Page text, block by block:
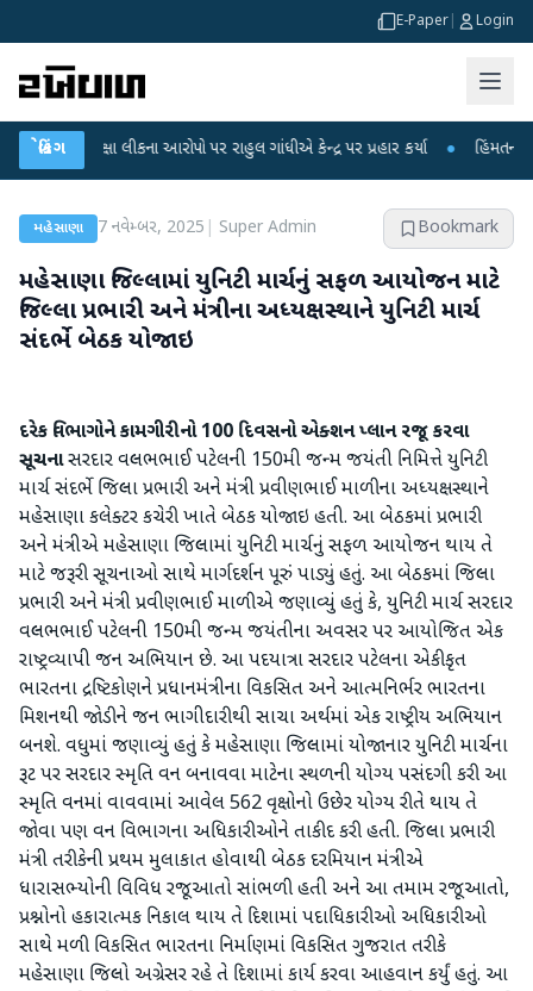
E-Paper Login
બ્રેકિંગ
પરીક્ષા લીકના આરોપો પર રાહુલ ગાંધીએ કેન્દ્ર પર પ્રહાર કર્યા ● હિંમતનગરમાં
મહેસાણા 7 નવેમ્બર, 2025 Super Admin Bookmark
મહેસાણા જિલ્લામાં યુનિટી માર્ચનું સફળ આયોજન માટે
જિલ્લા પ્રભારી અને મંત્રીના અધ્યક્ષસ્થાને યુનિટી માર્ચ
સંદર્ભે બેઠક યોજાઇ
દરેક વિભાગોને કામગીરીનો 100 દિવસનો એક્શન પ્લાન રજૂ કરવા
સૂચનાસરદાર વલ્લભભાઈ પટેલની 150મી જન્મ જયંતી નિમિત્તે યુનિટી
માર્ચ સંદર્ભે જિલ્લા પ્રભારી અને મંત્રી પ્રવીણભાઈ માળીના અધ્યક્ષસ્થાને
મહેસાણા કલેક્ટર કચેરી ખાતે બેઠક યોજાઇ હતી. આ બેઠકમાં પ્રભારી
અને મંત્રીએ મહેસાણા જિલ્લામાં યુનિટી માર્ચનું સફળ આયોજન થાય તે
માટે જરૂરી સૂચનાઓ સાથે માર્ગદર્શન પૂરું પાડ્યું હતું. આ બેઠકમાં જિલ્લા
પ્રભારી અને મંત્રી પ્રવીણભાઈ માળીએ જણાવ્યું હતું કે, યુનિટી માર્ચ સરદાર
વલ્લભભાઈ પટેલની 150મી જન્મ જયંતીના અવસર પર આયોજિત એક
રાષ્ટ્રવ્યાપી જન અભિયાન છે. આ પદયાત્રા સરદાર પટેલના એકીકૃત
ભારતના દ્રષ્ટિકોણને પ્રધાનમંત્રીના વિકસિત અને આત્મનિર્ભર ભારતના
મિશનથી જોડીને જન ભાગીદારીથી સાચા અર્થમાં એક રાષ્ટ્રીય અભિયાન
બનશે. વધુમાં જણાવ્યું હતું કે મહેસાણા જિલ્લામાં યોજાનાર યુનિટી માર્ચના
રૂટ પર સરદાર સ્મૃતિ વન બનાવવા માટેના સ્થળની યોગ્ય પસંદગી કરી આ
સ્મૃતિ વનમાં વાવવામાં આવેલ 562 વૃક્ષોનો ઉછેર યોગ્ય રીતે થાય તે
જોવા પણ વન વિભાગના અધિકારીઓને તાકીદ કરી હતી. જિલ્લા પ્રભારી
મંત્રી તરીકેની પ્રથમ મુલાકાત હોવાથી બેઠક દરમિયાન મંત્રીએ
ધારાસભ્યોની વિવિધ રજૂઆતો સાંભળી હતી અને આ તમામ રજૂઆતો,
પ્રશ્નોનો હકારાત્મક નિકાલ થાય તે દિશામાં પદાધિકારીઓ અધિકારીઓ
સાથે મળી વિકસિત ભારતના નિર્માણમાં વિકસિત ગુજરાત તરીકે
મહેસાણા જિલ્લો અગ્રેસર રહે તે દિશામાં કાર્ય કરવા આહવાન કર્યું હતું. આ